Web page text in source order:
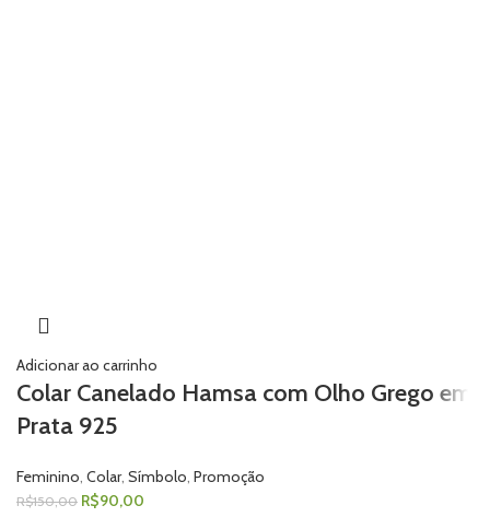
Adicionar ao carrinho
Colar Canelado Hamsa com Olho Grego em
Prata 925
Feminino, Colar, Símbolo, Promoção
R$150,00 R$90,00